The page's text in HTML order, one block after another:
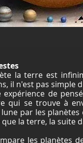
la terre est
il n'est pas simple
expérience de
qui se trouve à
par les
la terre, la suite
les planètes